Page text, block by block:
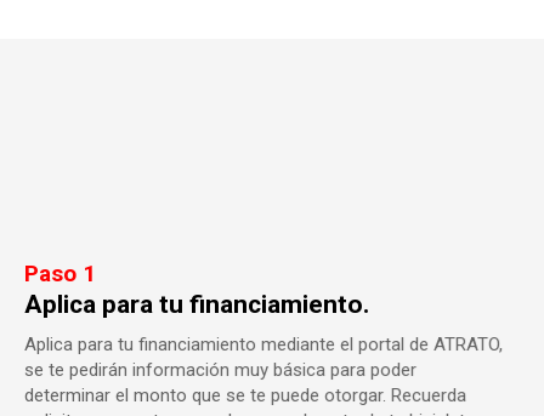
Paso 1
Aplica para tu financiamiento.
Aplica para tu financiamiento mediante el portal de ATRATO,
se te pedirán información muy básica para poder
determinar el monto que se te puede otorgar. Recuerda